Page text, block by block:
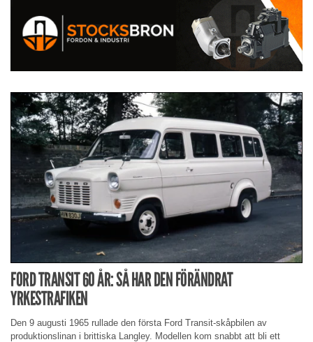
FORD TRANSIT 60 ÅR: SÅ HAR DEN FÖRÄNDRAT
YRKESTRAFIKEN
Den 9 augusti 1965 rullade den första Ford Transit-skåpbilen av
produktionslinan i brittiska Langley. Modellen kom snabbt att bli ett